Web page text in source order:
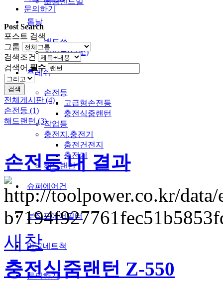
톱날
밴드쏘
원형톱(팁쏘)
후레쉬
손전등
고급형손전등
충전식줌랜턴
작업등
충전지.충전기
충전건전지
충전기
해드랜턴
슈퍼에어건
부직포에어필터
마그네트척
문의하기
문의하기
Post Search
포스트 검색
그룹
검색조건
검색어 필수
검색
전체게시판 (4)
손전등 (1)
해드랜턴 (3)
손전등 내 결과
새창
충전식줌랜턴 Z-550